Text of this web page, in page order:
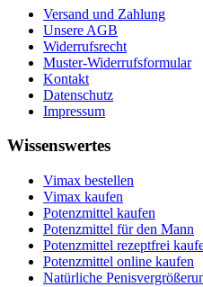
Versand und Zahlung
Unsere AGB
Widerrufsrecht
Muster-Widerrufsformular
Kontakt
Datenschutz
Impressum
Wissenswertes
Vimax bestellen
Vimax kaufen
Potenzmittel kaufen
Potenzmittel für den Mann
Potenzmittel rezeptfrei
Potenzmittel online kaufen
Natürliche